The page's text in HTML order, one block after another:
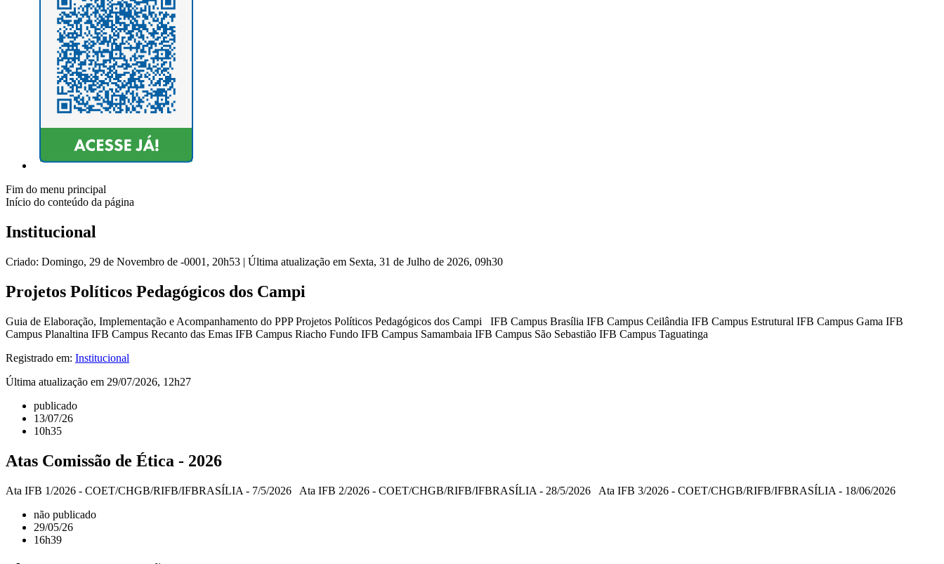
Fim do menu principal
Início do conteúdo da página
Institucional
Criado: Domingo, 29 de Novembro de -0001, 20h53 | Última atualização em Sexta, 31 de Julho de 2026, 09h30
Projetos Políticos Pedagógicos dos Campi
Guia de Elaboração, Implementação e Acompanhamento do PPP Projetos Políticos Pedagógicos dos Campi IFB Campus Brasília IFB Campus Ceilândia IFB Campus Estrutural IFB Campus Gama IFB
Campus Planaltina IFB Campus Recanto das Emas IFB Campus Riacho Fundo IFB Campus Samambaia IFB Campus São Sebastião IFB Campus Taguatinga
Registrado em: Institucional
Última atualização em 29/07/2026, 12h27
publicado
13/07/26
10h35
Atas Comissão de Ética - 2026
Ata IFB 1/2026 - COET/CHGB/RIFB/IFBRASÍLIA - 7/5/2026 Ata IFB 2/2026 - COET/CHGB/RIFB/IFBRASÍLIA - 28/5/2026 Ata IFB 3/2026 - COET/CHGB/RIFB/IFBRASÍLIA - 18/06/2026
não publicado
29/05/26
16h39